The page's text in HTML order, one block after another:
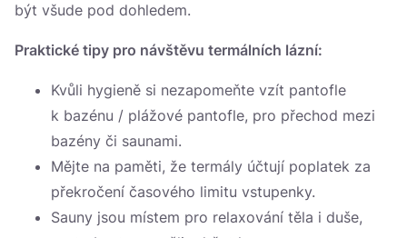
být všude pod dohledem.
Praktické tipy pro návštěvu termálních lázní:
Kvůli hygieně si nezapomeňte vzít pantofle
k bazénu / plážové pantofle, pro přechod mezi
bazény či saunami.
Mějte na paměti, že termály účtují poplatek za
překročení časového limitu vstupenky.
Sauny jsou místem pro relaxování těla i duše,